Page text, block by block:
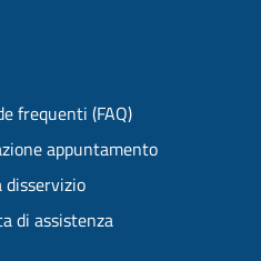
frequenti (FAQ)
appuntamento
disservizio
di assistenza